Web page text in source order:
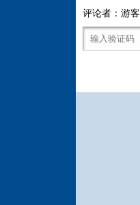
评论者：游客